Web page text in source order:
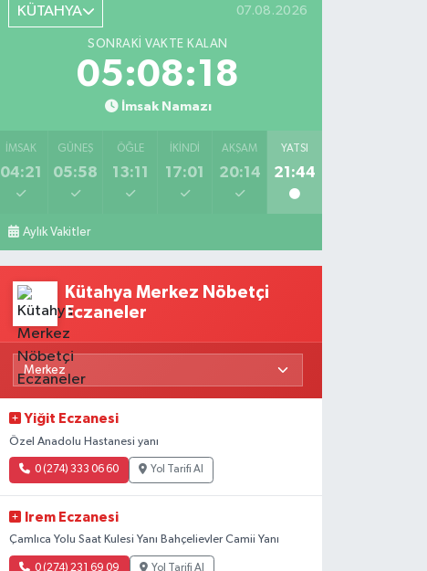
KÜTAHYA 07.08.2026
SONRAKI VAKTE KALAN
05:08:17
İmsak Namazı
İMSAK
04:21
GÜNEŞ
05:58
ÖĞLE
13:11
İKINDI
17:01
AKŞAM
20:14
YATSI
21:44
Aylık Vakitler
Kütahya Merkez Nöbetçi
Eczaneler
Yiğit Eczanesi
Özel Anadolu Hastanesi yanı
0 (274) 333 06 60 Yol Tarifi Al
Irem Eczanesi
Çamlıca Yolu Saat Kulesi Yanı Bahçelievler Camii Yanı
0 (274) 231 69 09 Yol Tarifi Al